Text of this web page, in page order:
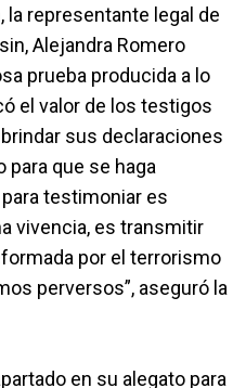
la representante legal de
Alejandra Romero
prueba producida a lo
el valor de los testigos
sus declaraciones
para que se haga
testimoniar es
vivencia, es transmitir
por el terrorismo
perversos”, aseguró la
en su alegato para